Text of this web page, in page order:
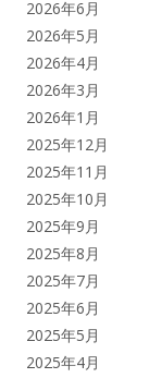
2026年6月
2026年5月
2026年4月
2026年3月
2026年1月
2025年12月
2025年11月
2025年10月
2025年9月
2025年8月
2025年7月
2025年6月
2025年5月
2025年4月